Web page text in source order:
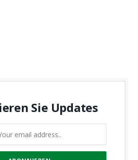
Sie Updates